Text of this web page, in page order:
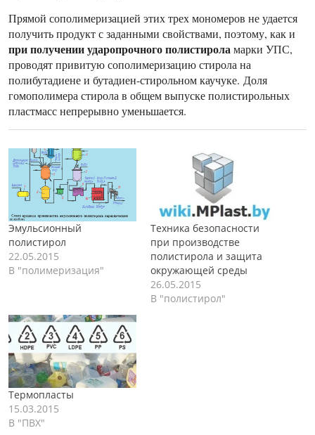
Прямой сополимеризацией этих трех мономеров не удается
получить продукт с заданными свойствами, поэтому, как и
при получении ударопрочного полистироламарки УПС,
проводят привитую сополимеризацию стирола на
полибутадиене и бутадиен-стирольном каучуке. Доля
гомополимера стирола в общем выпуске полистирольных
пластмасс непрерывно уменьшается.
Эмульсионный
полистирол
22.05.2015
В "полимеризация"
Техника безопасности
при производстве
полистирола и защита
окружающей среды
26.05.2015
В "полистирол"
Термопласты
15.03.2015
В "ПВХ"